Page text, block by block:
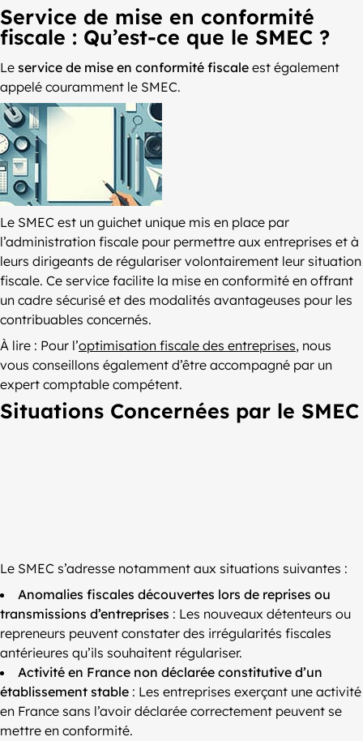
Service de mise en conformité
fiscale : Qu’est-ce que le SMEC ?
Le service de mise en conformité fiscale est également
appelé couramment le SMEC.
Le SMEC est un guichet unique mis en place par
l’administration fiscale pour permettre aux entreprises et à
leurs dirigeants de régulariser volontairement leur situation
fiscale. Ce service facilite la mise en conformité en offrant
un cadre sécurisé et des modalités avantageuses pour les
contribuables concernés.
À lire : Pour l’optimisation fiscale des entreprises, nous
vous conseillons également d’être accompagné par un
expert comptable compétent.
Situations Concernées par le SMEC
Le SMEC s’adresse notamment aux situations suivantes :
Anomalies fiscales découvertes lors de reprises ou
transmissions d’entreprises : Les nouveaux détenteurs ou
repreneurs peuvent constater des irrégularités fiscales
antérieures qu’ils souhaitent régulariser.
Activité en France non déclarée constitutive d’un
établissement stable : Les entreprises exerçant une activité
en France sans l’avoir déclarée correctement peuvent se
mettre en conformité.